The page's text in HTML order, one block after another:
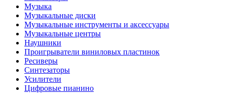
Музыка
Музыкальные диски
Музыкальные инструменты и аксессуары
Музыкальные центры
Наушники
Проигрыватели виниловых пластинок
Ресиверы
Синтезаторы
Усилители
Цифровые пианино